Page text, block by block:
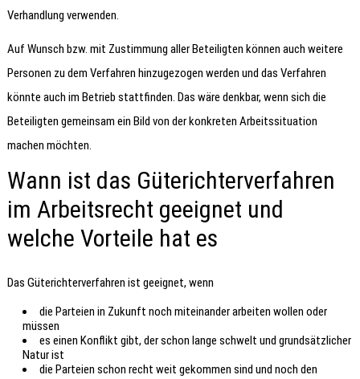
Verhandlung verwenden.
Auf Wunsch bzw. mit Zustimmung aller Beteiligten können auch weitere
Personen zu dem Verfahren hinzugezogen werden und das Verfahren
könnte auch im Betrieb stattfinden. Das wäre denkbar, wenn sich die
Beteiligten gemeinsam ein Bild von der konkreten Arbeitssituation
machen möchten.
Wann ist das Güterichterverfahren
im Arbeitsrecht geeignet und
welche Vorteile hat es
Das Güterichterverfahren ist geeignet, wenn
die Parteien in Zukunft noch miteinander arbeiten wollen oder
müssen
es einen Konflikt gibt, der schon lange schwelt und grundsätzlicher
Natur ist
die Parteien schon recht weit gekommen sind und noch den